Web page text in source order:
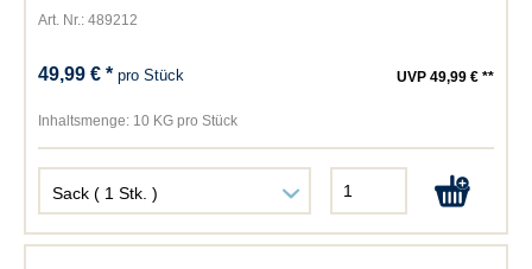
Art. Nr.: 489212
49,99 € *pro Stück UVP 49,99 € **
Inhaltsmenge: 10 KG pro Stück